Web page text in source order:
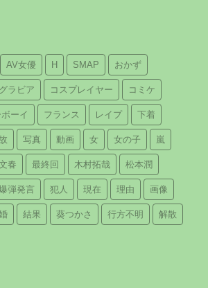
AV女優 H SMAP おかず
グラビア コスプレイヤー コミケ
ーイ フランス レイプ 下着
写真 動画 女 女の子 嵐
春 最終回 木村拓哉 松本潤
弾発言 犯人 現在 理由 画像
結果 葵つかさ 行方不明 解散